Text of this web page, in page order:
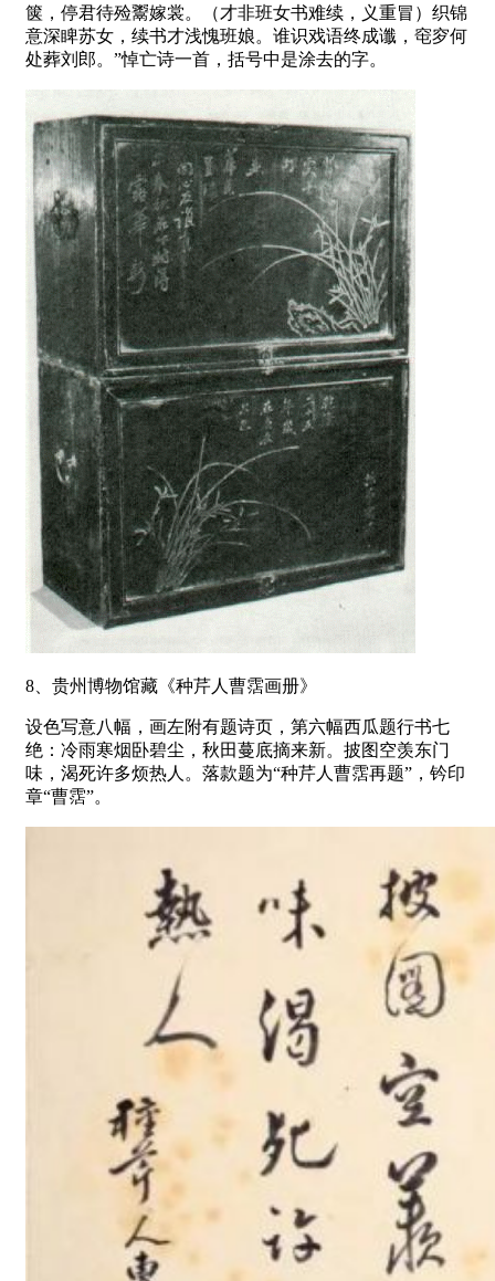
箧，停君待殓鬻嫁裳。（才非班女书难续，义重冒）织锦
意深睥苏女，续书才浅愧班娘。谁识戏语终成谶，窀穸何
处葬刘郎。”悼亡诗一首，括号中是涂去的字。
8、贵州博物馆藏《种芹人曹霑画册》
设色写意八幅，画左附有题诗页，第六幅西瓜题行书七
绝：冷雨寒烟卧碧尘，秋田蔓底摘来新。披图空羡东门
味，渴死许多烦热人。落款题为“种芹人曹霑再题”，钤印
章“曹霑”。